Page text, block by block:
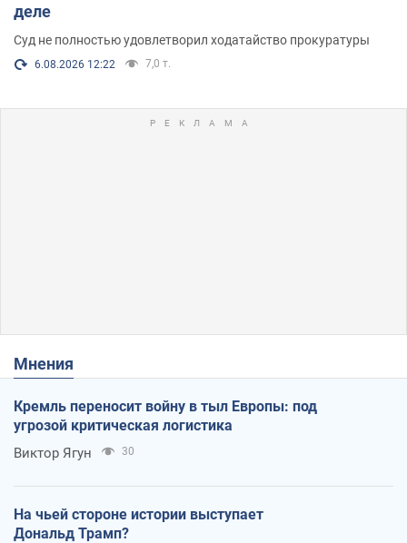
деле
Суд не полностью удовлетворил ходатайство прокуратуры
6.08.2026 12:22 7,0 т.
Мнения
Кремль переносит войну в тыл Европы: под
угрозой критическая логистика
Виктор Ягун 30
На чьей стороне истории выступает
Дональд Трамп?